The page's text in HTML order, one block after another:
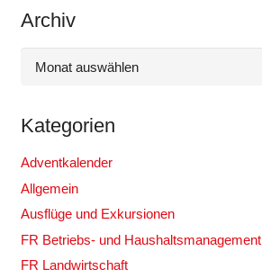
Archiv
Kategorien
Adventkalender
Allgemein
Ausflüge und Exkursionen
FR Betriebs- und Haushaltsmanagement
FR Landwirtschaft